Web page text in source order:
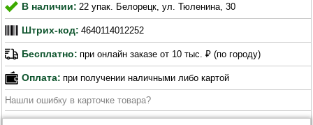
В наличии: 22 упак. Белорецк, ул. Тюленина, 30
Штрих-код: 4640114012252
Бесплатно: при онлайн заказе от 10 тыс. ₽ (по городу)
Оплата: при получении наличными либо картой
Нашли ошибку в карточке товара?